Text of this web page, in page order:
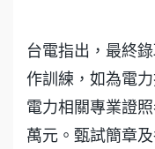
台電指出，最終
作訓練，如為電
電力相關專業證
萬元。甄試簡章